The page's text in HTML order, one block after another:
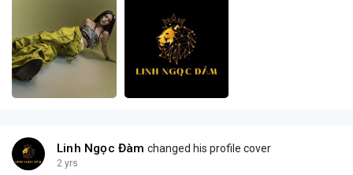
Linh Ngọc Đàm changed his profile cover
2 yrs